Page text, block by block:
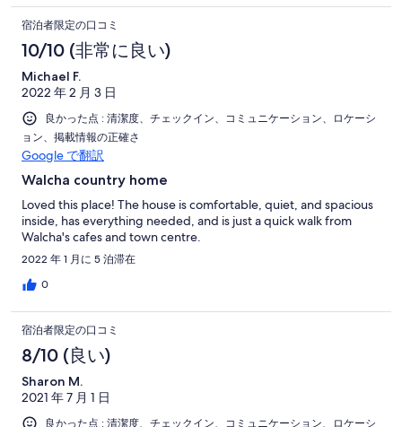
宿泊者限定の口コミ
10/10 (非常に良い)
Michael F.
2022 年 2 月 3 日
良かった点 : 清潔度、チェックイン、コミュニケーション、ロケーシ
ョン、掲載情報の正確さ
Google で翻訳
Walcha country home
Loved this place! The house is comfortable, quiet, and spacious
inside, has everything needed, and is just a quick walk from
Walcha's cafes and town centre.
2022 年 1 月に 5 泊滞在
0
宿泊者限定の口コミ
8/10 (良い)
Sharon M.
2021 年 7 月 1 日
良かった点 : 清潔度、チェックイン、コミュニケーション、ロケーシ